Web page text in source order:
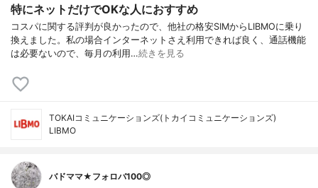
特にネットだけでOKな人におすすめ
コスパに関する評判が良かったので、他社の格安SIMからLIBMOに乗り
換えました。私の場合インターネットさえ利用できれば良く、通話機能
は必要ないので、毎月の利用…続きを見る
TOKAIコミュニケーションズ(トカイコミュニケーションズ)
LIBMO
バドママ★フォロバ100◎